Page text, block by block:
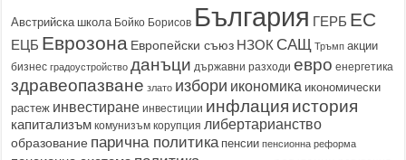
Австрийска школа Бойко Борисов България ГЕРБ ЕС
ЕЦБ Еврозона Европейски съюз НЗОК САЩ Тръмп акции
бизнес градоустройство данъци държавни разходи евро енергетика
здравеопазване злато избори икономика икономически
растеж инвестиране инвестиции инфлация история
капитализъм комунизъм корупция либертарианство
образование парична политика пенсии пенсионна реформа